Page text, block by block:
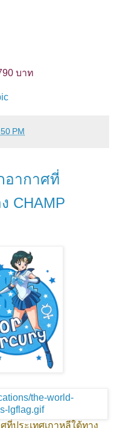
บาท
PM
อากาศที่
CHAMP
ระเทศเกาหลีใต้ทาง